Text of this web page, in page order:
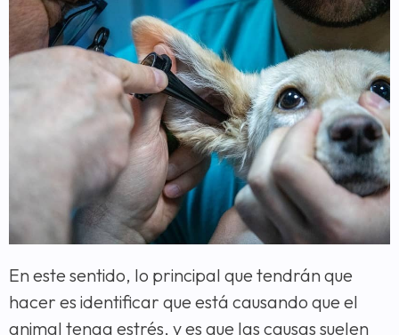
En este sentido, lo principal que tendrán que
hacer es identificar que está causando que el
animal tenga estrés, y es que las causas suelen